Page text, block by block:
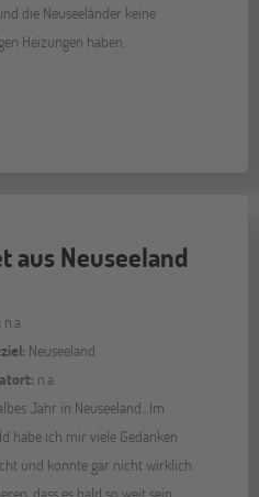
die Neuseeländer keine
Heizungen haben.
aus Neuseeland
n.a.
Neuseeland
n.a.
Jahr in Neuseeland.. Im
habe ich mir viele Gedanken
und konnte gar nicht wirklich